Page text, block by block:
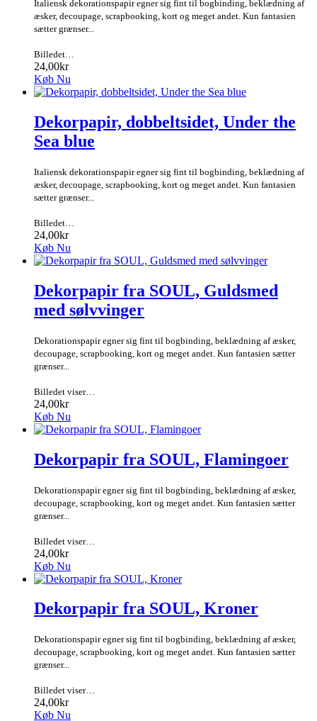
Italiensk dekorationspapir egner sig fint til bogbinding, beklædning af
æsker, decoupage, scrapbooking, kort og meget andet. Kun fantasien
sætter grænser...
Billedet…
24,00kr
Køb Nu
Dekorpapir, dobbeltsidet, Under the
Sea blue
Italiensk dekorationspapir egner sig fint til bogbinding, beklædning af
æsker, decoupage, scrapbooking, kort og meget andet. Kun fantasien
sætter grænser...
Billedet…
24,00kr
Køb Nu
Dekorpapir fra SOUL, Guldsmed
med sølvvinger
Dekorationspapir egner sig fint til bogbinding, beklædning af æsker,
decoupage, scrapbooking, kort og meget andet. Kun fantasien sætter
grænser...
Billedet viser…
24,00kr
Køb Nu
Dekorpapir fra SOUL, Flamingoer
Dekorationspapir egner sig fint til bogbinding, beklædning af æsker,
decoupage, scrapbooking, kort og meget andet. Kun fantasien sætter
grænser...
Billedet viser…
24,00kr
Køb Nu
Dekorpapir fra SOUL, Kroner
Dekorationspapir egner sig fint til bogbinding, beklædning af æsker,
decoupage, scrapbooking, kort og meget andet. Kun fantasien sætter
grænser...
Billedet viser…
24,00kr
Køb Nu